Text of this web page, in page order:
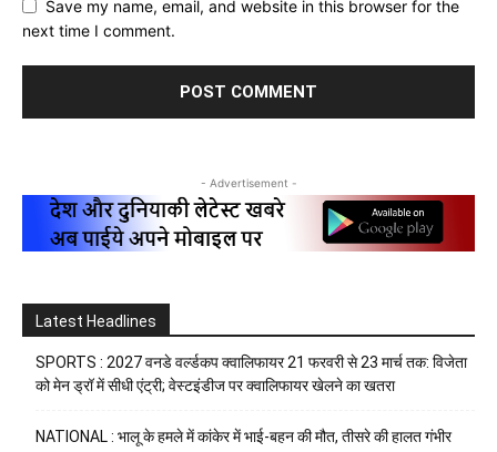
Save my name, email, and website in this browser for the
next time I comment.
- Advertisement -
Latest Headlines
SPORTS : 2027 वनडे वर्ल्डकप क्वालिफायर 21 फरवरी से 23 मार्च तक: विजेता
को मेन ड्रॉ में सीधी एंट्री; वेस्टइंडीज पर क्वालिफायर खेलने का खतरा
NATIONAL : भालू के हमले में कांकेर में भाई-बहन की मौत, तीसरे की हालत गंभीर